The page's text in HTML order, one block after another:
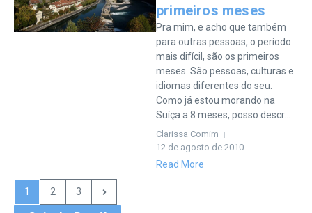
primeiros meses
Pra mim, e acho que também
para outras pessoas, o período
mais difícil, são os primeiros
meses. São pessoas, culturas e
idiomas diferentes do seu.
Como já estou morando na
Suíça a 8 meses, posso descr...
Clarissa Comim
12 de agosto de 2010
Read More
1 2 3